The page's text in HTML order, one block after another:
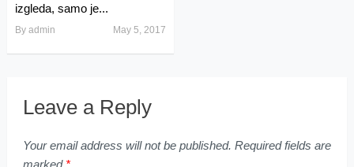
izgleda, samo je...
By admin May 5, 2017
Leave a Reply
Your email address will not be published. Required fields are
marked *